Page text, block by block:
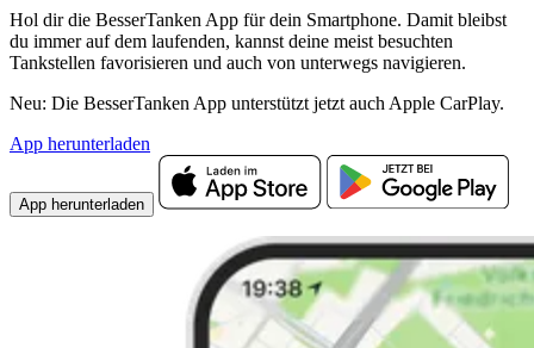
Hol dir die BesserTanken App für dein Smartphone. Damit bleibst
du immer auf dem laufenden, kannst deine meist besuchten
Tankstellen favorisieren und auch von unterwegs navigieren.
Neu: Die BesserTanken App unterstützt jetzt auch Apple CarPlay.
App herunterladen
App herunterladen